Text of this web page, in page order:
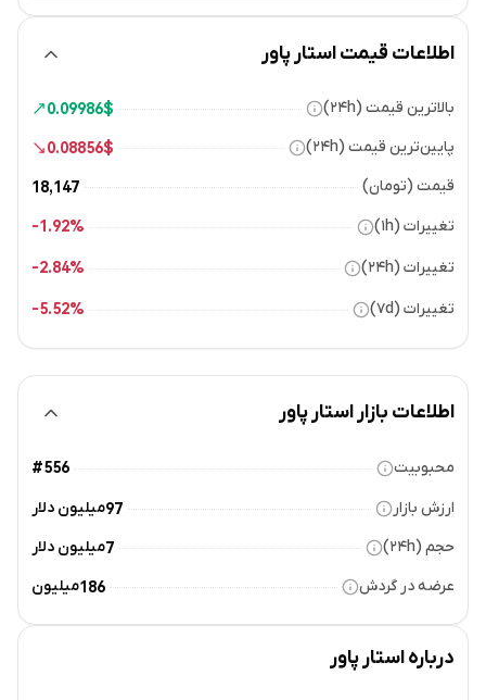
اطلاعات قیمت استار پاور
بالاترین قیمت (۲۴h) $
0.09986
پایین‌ترین قیمت (۲۴h) $
0.08856
قیمت (تومان) 18,147
تغییرات (۱h) 1.92%-
تغییرات (۲۴h) 2.84%-
تغییرات (۷d) 5.52%-
اطلاعات بازار استار پاور
محبوبیت #556
ارزش بازار 97میلیون دلار
حجم (۲۴h)
7میلیون دلار
عرضه در گردش
186میلیون
دربارهاستار پاور